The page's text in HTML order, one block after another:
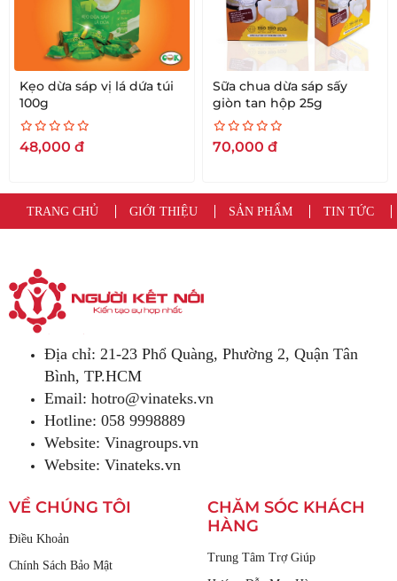
Kẹo dừa sáp vị lá dứa túi
100g
48,000 đ
Sữa chua dừa sáp sấy
giòn tan hộp 25g
70,000 đ
TRANG CHỦ GIỚI THIỆU SẢN PHẨM TIN TỨC
Địa chỉ: 21-23 Phổ Quàng, Phường 2, Quận Tân
Bình, TP.HCM
Email: hotro@vinateks.vn
Hotline: 058 9998889
Website: Vinagroups.vn
Website: Vinateks.vn
VỀ CHÚNG TÔI
Điều Khoản
Chính Sách Bảo Mật
CHĂM SÓC KHÁCH
HÀNG
Trung Tâm Trợ Giúp